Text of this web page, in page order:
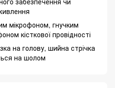
мікрофоном, гнучким
кісткової провідності
на голову, шийна стрічка
на шолом